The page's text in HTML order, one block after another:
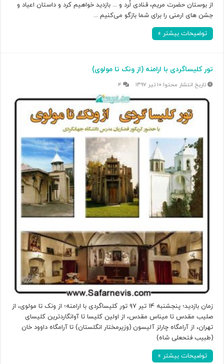
از بوستان حضرت مریم، قنادی لُرد و ... بازدید خواهیم کرد و داستان اعیاد و
جشن های ارمنی را برای شما بازگو می‌کنیم ...
توضیحات بیشتر »
تور کلیساگردی با ارامنه (از ونک تا مولوی)
۱۰ تیر ۱۳۹۷ ۴
زمان بازدید؛ پنجشنبه ۱۴ تیر ۹۷ تور کلیساگردی با ارامنه؛ از ونک تا مولوی، از
صلیب مقدس تا میناس مقدس، از اولین کلیسا تا آوانگاردترین کلیسای
تهران، از آرامگاه چارلز آلیسون (وزیرمختار انگلستان) تا آرامگاه داوود خان
(طبیب فتحعلی شاه)
توضیحات بیشتر »